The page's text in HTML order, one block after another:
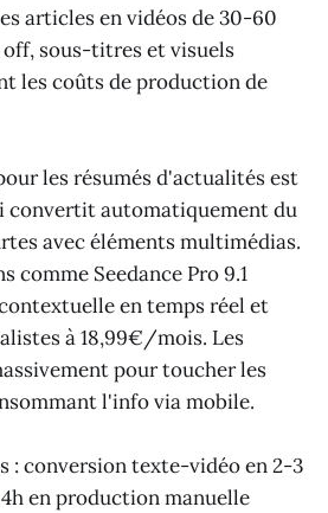
articles en vidéos de 30-60
off, sous-titres et visuels
les coûts de production de
les résumés d'actualités est
convertit automatiquement du
avec éléments multimédias.
comme Seedance Pro 9.1
en temps réel et
à 18,99€/mois. Les
pour toucher les
l'info via mobile.
: conversion texte-vidéo en 2-3
en production manuelle